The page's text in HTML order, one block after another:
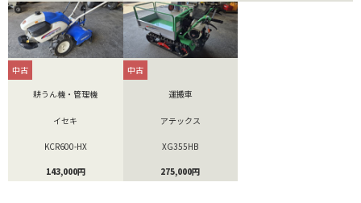
中古
耕うん機・管理機
イセキ
KCR600-HX
143,000円
中古
運搬車
アテックス
XG355HB
275,000円